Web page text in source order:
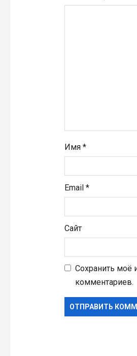
о
я
м
Имя *
Email *
Сайт
Сохранить моё
комментариев.